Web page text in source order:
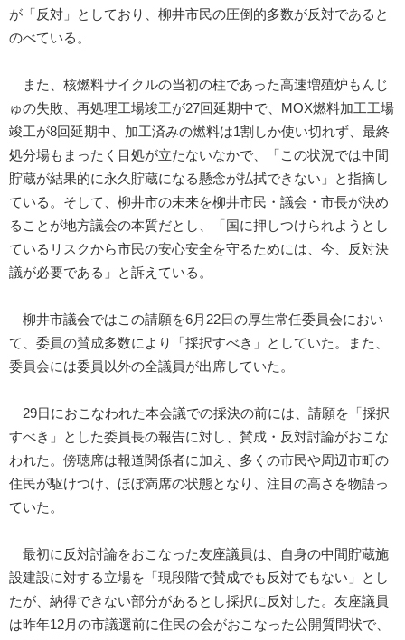
が「反対」としており、柳井市民の圧倒的多数が反対であると
のべている。
また、核燃料サイクルの当初の柱であった高速増殖炉もんじ
ゅの失敗、再処理工場竣工が27回延期中で、MOX燃料加工工場
竣工が8回延期中、加工済みの燃料は1割しか使い切れず、最終
処分場もまったく目処が立たないなかで、「この状況では中間
貯蔵が結果的に永久貯蔵になる懸念が払拭できない」と指摘し
ている。そして、柳井市の未来を柳井市民・議会・市長が決め
ることが地方議会の本質だとし、「国に押しつけられようとし
ているリスクから市民の安心安全を守るためには、今、反対決
議が必要である」と訴えている。
柳井市議会ではこの請願を6月22日の厚生常任委員会におい
て、委員の賛成多数により「採択すべき」としていた。また、
委員会には委員以外の全議員が出席していた。
29日におこなわれた本会議での採決の前には、請願を「採択
すべき」とした委員長の報告に対し、賛成・反対討論がおこな
われた。傍聴席は報道関係者に加え、多くの市民や周辺市町の
住民が駆けつけ、ほぼ満席の状態となり、注目の高さを物語っ
ていた。
最初に反対討論をおこなった友座議員は、自身の中間貯蔵施
設建設に対する立場を「現段階で賛成でも反対でもない」とし
たが、納得できない部分があるとし採択に反対した。友座議員
は昨年12月の市議選前に住民の会がおこなった公開質問状で、